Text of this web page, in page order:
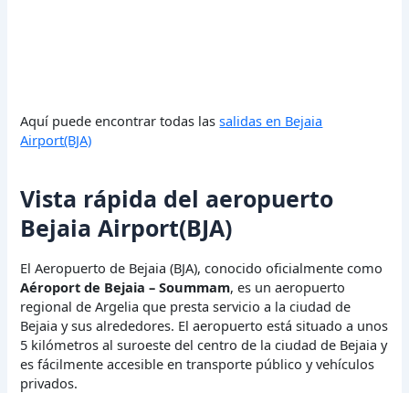
Aquí puede encontrar todas lassalidas en Bejaia
Airport(BJA)
Vista rápida del aeropuerto
Bejaia Airport(BJA)
El Aeropuerto de Bejaia (BJA), conocido oficialmente como
Aéroport de Bejaia – Soummam, es un aeropuerto
regional de Argelia que presta servicio a la ciudad de
Bejaia y sus alrededores. El aeropuerto está situado a unos
5 kilómetros al suroeste del centro de la ciudad de Bejaia y
es fácilmente accesible en transporte público y vehículos
privados.